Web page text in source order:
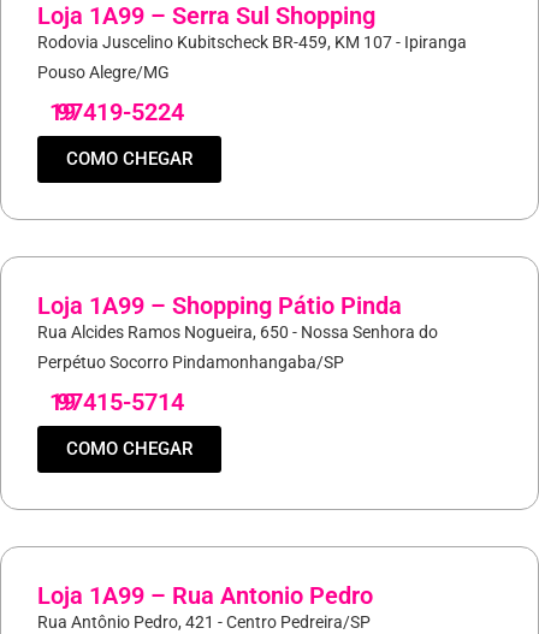
Loja 1A99 – Serra Sul Shopping
Rodovia Juscelino Kubitscheck BR-459, KM 107 - Ipiranga
Pouso Alegre/MG
19
97419-5224
COMO CHEGAR
Loja 1A99 – Shopping Pátio Pinda
Rua Alcides Ramos Nogueira, 650 - Nossa Senhora do
Perpétuo Socorro Pindamonhangaba/SP
19
97415-5714
COMO CHEGAR
Loja 1A99 – Rua Antonio Pedro
Rua Antônio Pedro, 421 - Centro Pedreira/SP